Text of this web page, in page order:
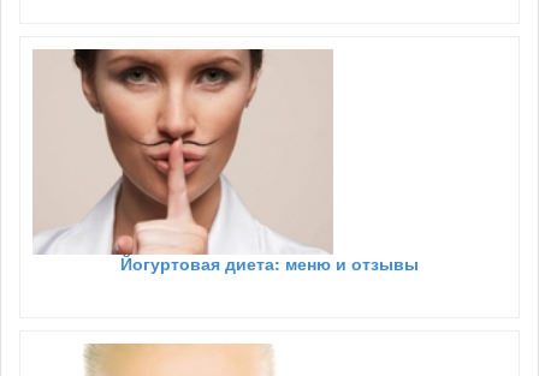
Йогуртовая диета: меню и отзывы